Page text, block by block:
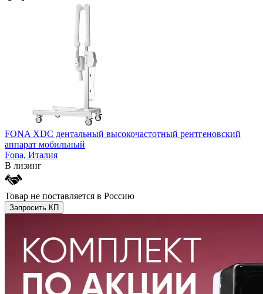
FONA XDC дентальный высокочастотный рентгеновский
аппарат мобильный
Fona, Италия
В лизинг
Товар не поставляется в Россию
Запросить КП